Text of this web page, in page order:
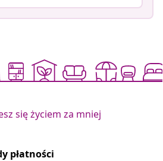
się życiem za mniej
płatności